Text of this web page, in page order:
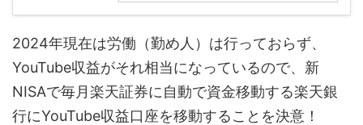
2024年現在は労働（勤め人）は行っておらず、
YouTube収益がそれ相当になっているので、新
NISAで毎月楽天証券に自動で資金移動する楽天銀
行にYouTube収益口座を移動することを決意！